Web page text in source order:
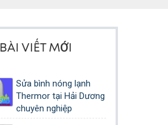
BÀI VIẾT MỚI
Sửa bình nóng lạnh
Thermor tại Hải Dương
chuyên nghiệp